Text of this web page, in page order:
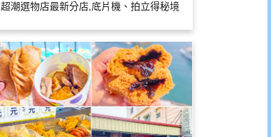
超潮選物店最新分店,底片機、拍立得秘境